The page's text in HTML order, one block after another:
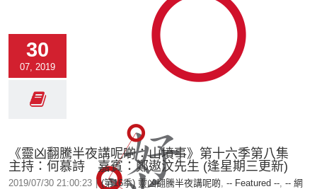
30
07, 2019
《靈凶翻騰半夜講呢啲：山墳事》第十六季第八集
主持：何慕詩 嘉賓：鄭遨汶先生 (逢星期三更新)
2019/07/30 21:00:23 | (第16季) 靈凶翻騰半夜講呢啲, -- Featured --, -- 網